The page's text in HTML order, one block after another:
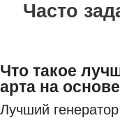
Часто
Что такое
арта на
Лучший